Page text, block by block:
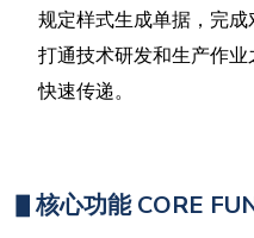
规定样式生成单据，完成
打通技术研发和生产作
快速传递。
▋核心功能 CORE